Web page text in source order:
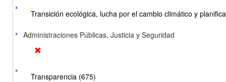
Transición ecológica, lucha por el cambio climático y
Administraciones Públicas, Justicia y Seguridad
Transparencia (675)